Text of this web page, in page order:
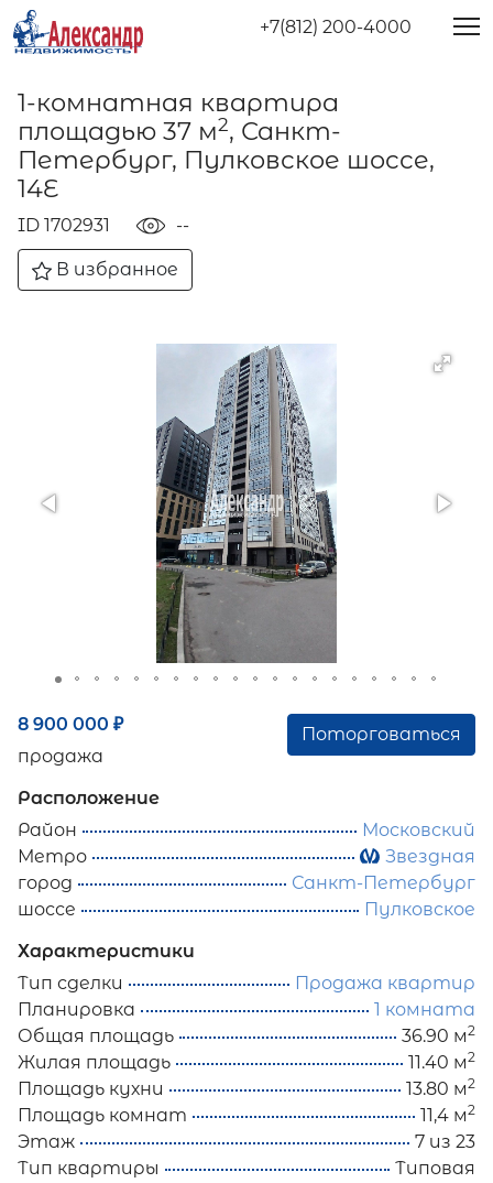
+7(812) 200-4000
1-комнатная квартира
площадью 37 м2, Санкт-
Петербург, Пулковское шоссе,
14Е
ID 1702931 --
В избранное
8 900 000 ₽
продажа
Поторговаться
Расположение
Район
Московский
Метро
Звездная
город
Санкт-Петербург
шоссе
Пулковское
Характеристики
Тип сделки
Продажа квартир
Планировка
1 комната
Общая площадь
36.90 м2
Жилая площадь 11.40 м2
Площадь кухни 13.80 м2
Площадь комнат 11,4 м2
Этаж
7 из 23
Тип квартиры
Типовая